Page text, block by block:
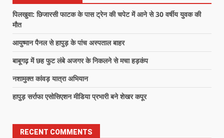
पिलखुवा: छिजारसी फाटक के पास ट्रेन की चपेट में आने से 30 वर्षीय युवक की
मौत
आयुष्मान पैनल से हापुड़ के पांच अस्पताल बाहर
बाबूगढ़ में छह फुट लंबे अजगर के निकलने से मचा हड़कंप
नशामुक्त कांवड़ यात्रा अभियान
हापुड़ सर्राफा एसोसिएशन मीडिया प्रभारी बने शेखर कपूर
RECENT COMMENTS